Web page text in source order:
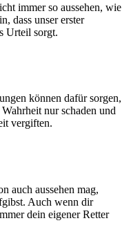
immer so aussehen, wie
dass unser erster
Urteil sorgt.
können dafür sorgen,
nur schaden und
vergiften.
auch aussehen mag,
Auch wenn dir
dein eigener Retter